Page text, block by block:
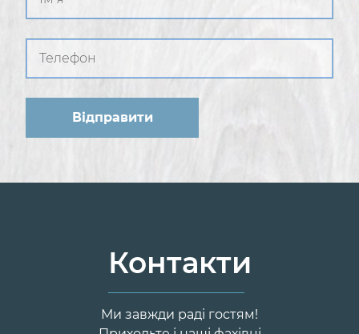
Контакти
Ми завжди раді гостям!